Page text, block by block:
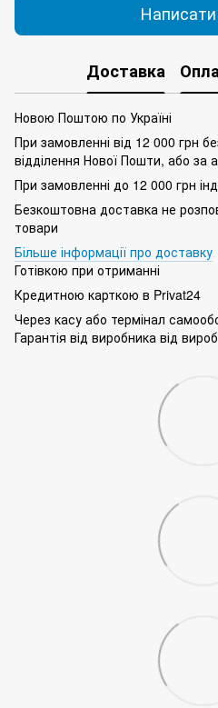
Написати
Доставка
Новою Поштою по Україні
При замовленні від 12 000 грн
відділення Нової Пошти, або за
При замовленні до 12 000 грн
Безкоштовна доставка не
товари
Більше інформації про доставку
Готівкою при отриманні
Кредитною карткою в Privat24
Через касу або термінал
Гарантія від виробника від